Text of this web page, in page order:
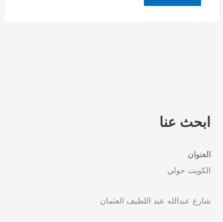
ابحث عنا
العنوان
الكويت حولي
شارع عبدالله عبد اللطيف العثمان